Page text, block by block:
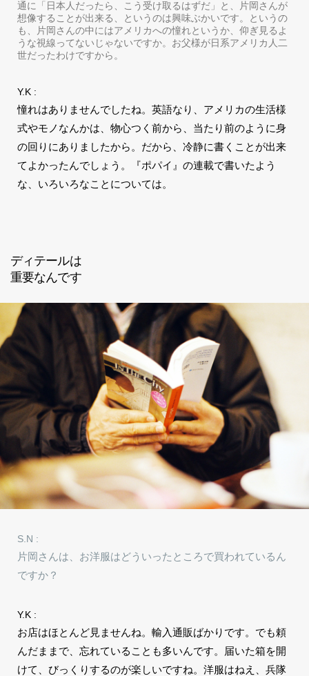
通に「日本人だったら、こう受け取るはずだ」と、片岡さんが
想像することが出来る、というのは興味ぶかいです。というの
も、片岡さんの中にはアメリカへの憧れというか、仰ぎ見るよ
うな視線ってないじゃないですか。お父様が日系アメリカ人二
世だったわけですから。
Y.K :
憧れはありませんでしたね。英語なり、アメリカの生活様
式やモノなんかは、物心つく前から、当たり前のように身
の回りにありましたから。だから、冷静に書くことが出来
てよかったんでしょう。『ポパイ』の連載で書いたよう
な、いろいろなことについては。
ディテールは
重要なんです
S.N :
片岡さんは、お洋服はどういったところで買われているん
ですか？
Y.K :
お店はほとんど見ませんね。輸入通販ばかりです。でも頼
んだままで、忘れていることも多いんです。届いた箱を開
けて、びっくりするのが楽しいですね。洋服はねえ、兵隊